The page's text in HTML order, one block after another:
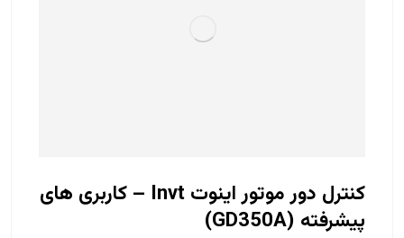
کنترل دور موتور اینوت Invt – کاربری های
پیشرفته (GD350A)